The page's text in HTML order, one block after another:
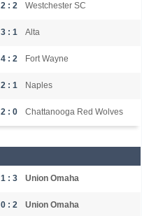
2 : 2 Westchester SC
3 : 1 Alta
4 : 2 Fort Wayne
2 : 1 Naples
2 : 0 Chattanooga Red Wolves
1 : 3 Union Omaha
0 : 2 Union Omaha